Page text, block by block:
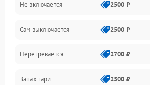
Не включается 2500 ₽
Сам выключается 2500 ₽
Перегревается 2700 ₽
Запах гари 2500 ₽